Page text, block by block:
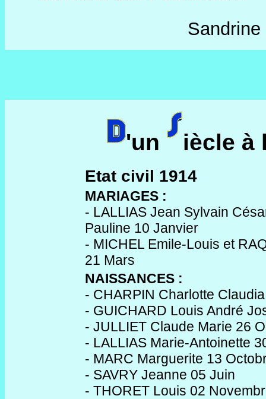
'un iècle à
Etat civil 1914
MARIAGES :
- LALLIAS Jean Sylvain
Pauline 10 Janvier
- MICHEL Emile-Louis et
21 Mars
NAISSANCES :
- CHARPIN Charlotte
- GUICHARD Louis André
- JULLIET Claude Marie 26
- LALLIAS Marie-Antoinette
- MARC Marguerite 13
- SAVRY Jeanne 05 Juin
- THORET Louis 02